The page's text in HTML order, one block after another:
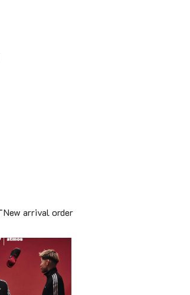
New arrival order